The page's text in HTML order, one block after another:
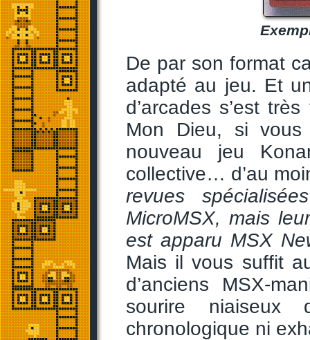
De par son format
adapté au jeu. Et
d’arcades s’est
Mon Dieu, si vous
nouveau jeu
collective… d’au
revues
MicroMSX, mais
est apparu MSX
Mais il vous suffit
d’anciens MSX-
sourire niaiseux
chronologique ni